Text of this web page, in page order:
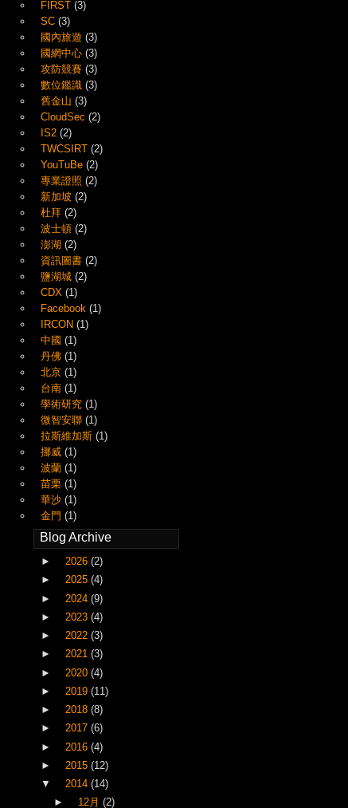
FIRST (3)
SC (3)
國內旅遊 (3)
國網中心 (3)
攻防競賽 (3)
數位鑑識 (3)
舊金山 (3)
CloudSec (2)
IS2 (2)
TWCSIRT (2)
YouTuBe (2)
專業證照 (2)
新加坡 (2)
杜拜 (2)
波士頓 (2)
澎湖 (2)
資訊圖書 (2)
鹽湖城 (2)
CDX (1)
Facebook (1)
IRCON (1)
中國 (1)
丹佛 (1)
北京 (1)
台南 (1)
學術研究 (1)
微智安聯 (1)
拉斯維加斯 (1)
挪威 (1)
波蘭 (1)
苗栗 (1)
華沙 (1)
金門 (1)
Blog Archive
► 2026 (2)
►
2025 (4)
►
2024 (9)
►
2023 (4)
►
2022 (3)
►
2021 (3)
►
2020 (4)
►
2019 (11)
►
2018 (8)
►
2017 (6)
►
2016 (4)
►
2015 (12)
▼
2014 (14)
►
12月 (2)